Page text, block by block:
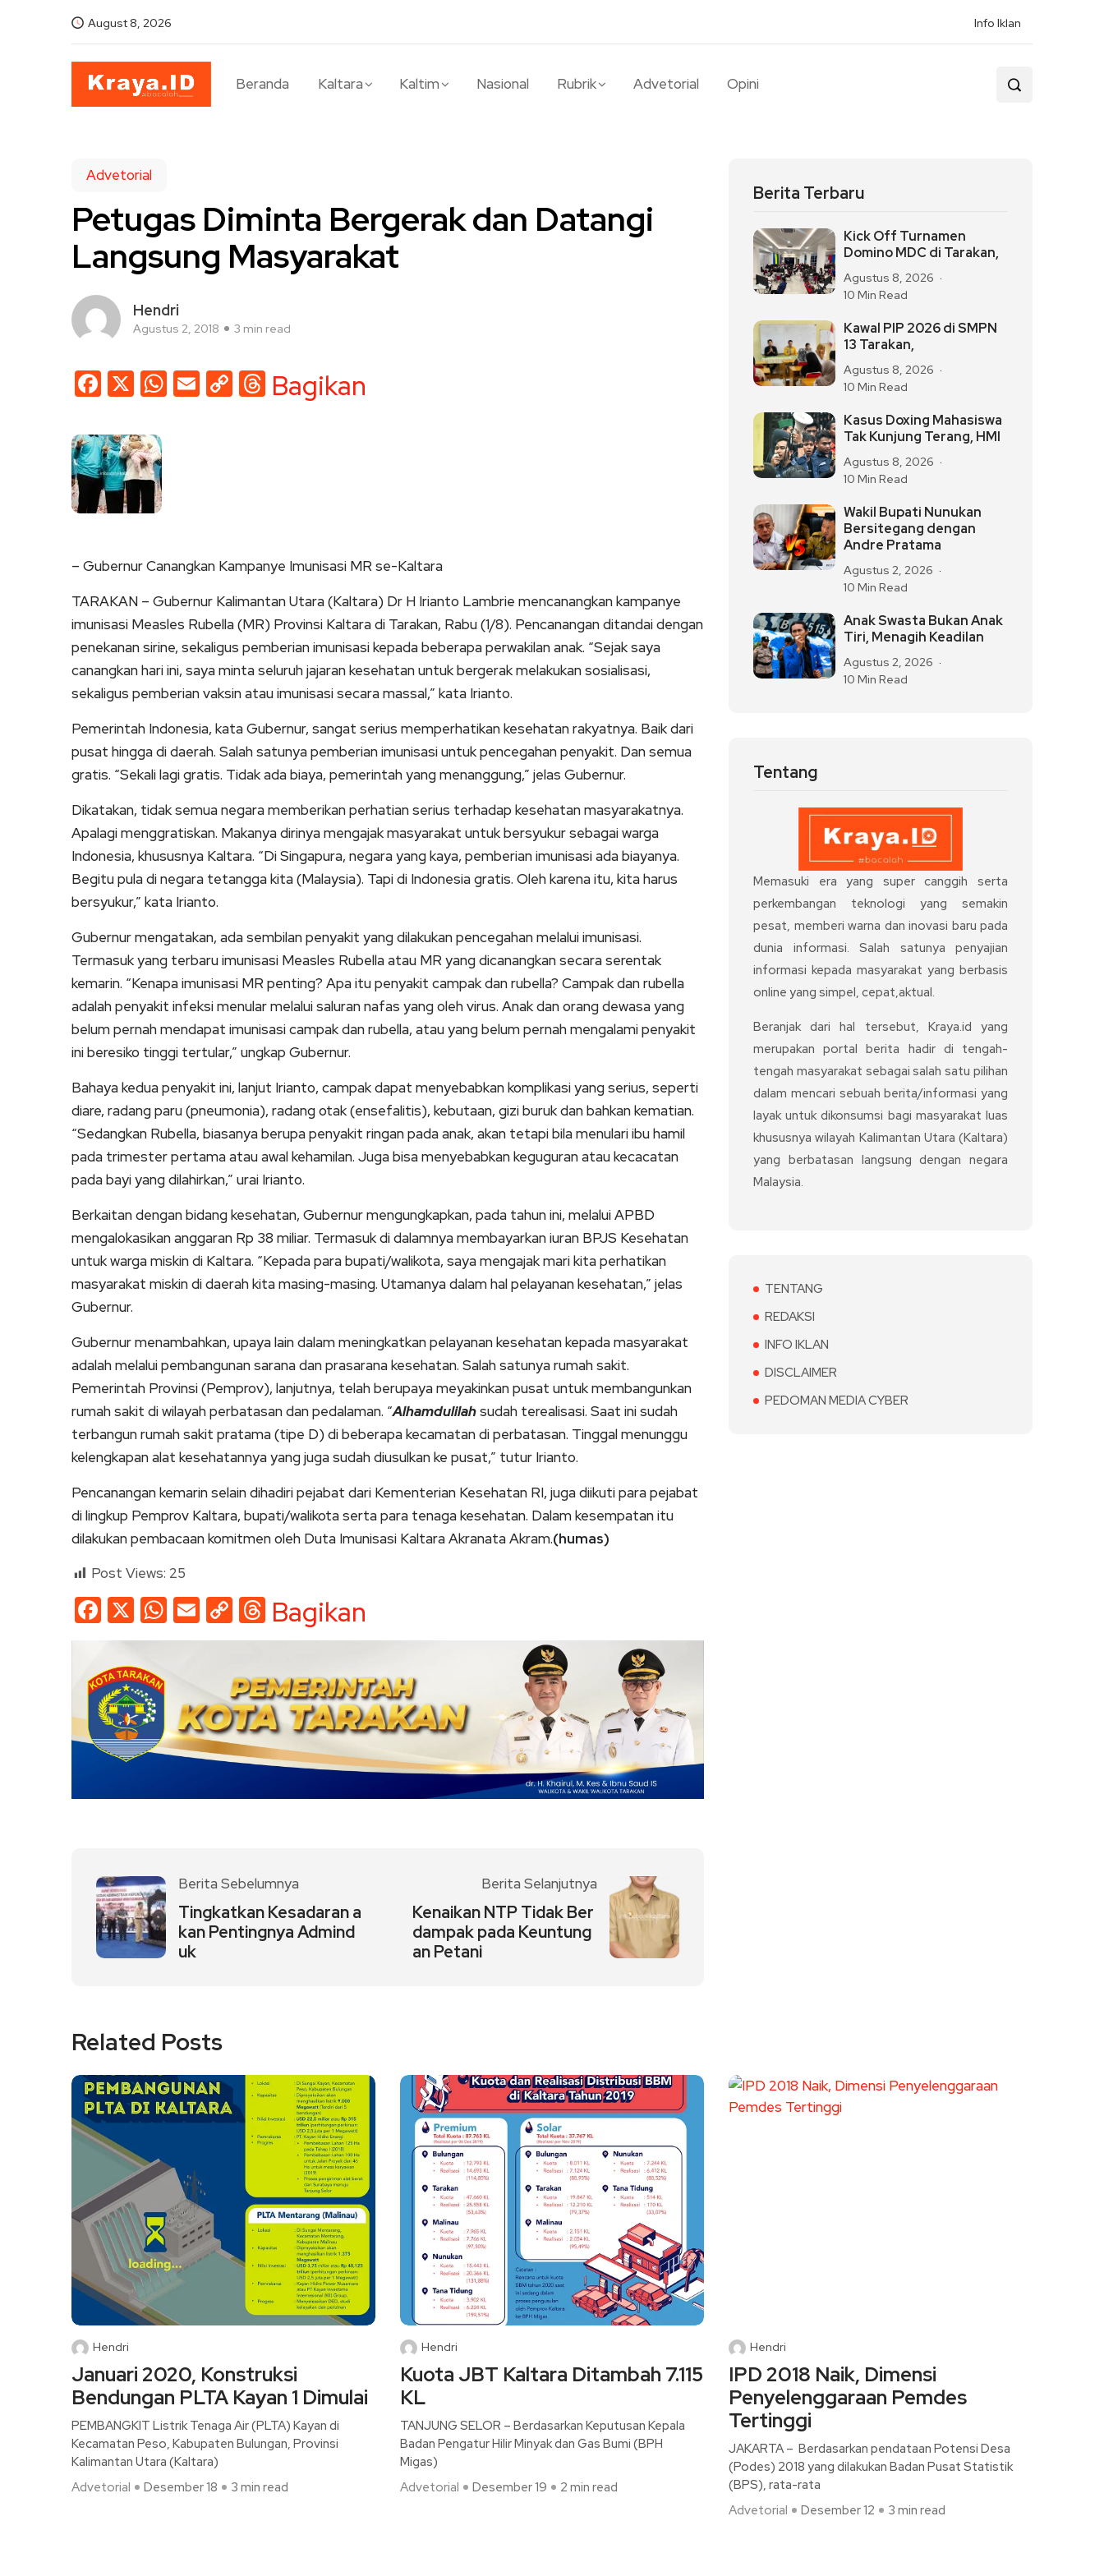
August 8, 2026 Info Iklan
Beranda Kaltara Kaltim Nasional Rubrik Advetorial Opini
Advetorial
Petugas Diminta Bergerak dan Datangi
Langsung Masyarakat
Hendri
Agustus 2, 2018 3 min read
Facebook
X WhatsApp
EmailCopyThreads
Bagikan
– Gubernur Canangkan Kampanye Imunisasi MR se-Kaltara
TARAKAN – Gubernur Kalimantan Utara (Kaltara) Dr H Irianto Lambrie mencanangkan kampanye
imunisasi Measles Rubella (MR) Provinsi Kaltara di Tarakan, Rabu (1/8). Pencanangan ditandai dengan
penekanan sirine, sekaligus pemberian imunisasi kepada beberapa perwakilan anak. “Sejak saya
canangkan hari ini, saya minta seluruh jajaran kesehatan untuk bergerak melakukan sosialisasi,
sekaligus pemberian vaksin atau imunisasi secara massal,” kata Irianto.
Pemerintah Indonesia, kata Gubernur, sangat serius memperhatikan kesehatan rakyatnya. Baik dari
pusat hingga di daerah. Salah satunya pemberian imunisasi untuk pencegahan penyakit. Dan semua
gratis. “Sekali lagi gratis. Tidak ada biaya, pemerintah yang menanggung,” jelas Gubernur.
Dikatakan, tidak semua negara memberikan perhatian serius terhadap kesehatan masyarakatnya.
Apalagi menggratiskan. Makanya dirinya mengajak masyarakat untuk bersyukur sebagai warga
Indonesia, khususnya Kaltara. “Di Singapura, negara yang kaya, pemberian imunisasi ada biayanya.
Begitu pula di negara tetangga kita (Malaysia). Tapi di Indonesia gratis. Oleh karena itu, kita harus
bersyukur,” kata Irianto.
Gubernur mengatakan, ada sembilan penyakit yang dilakukan pencegahan melalui imunisasi.
Termasuk yang terbaru imunisasi Measles Rubella atau MR yang dicanangkan secara serentak
kemarin. “Kenapa imunisasi MR penting? Apa itu penyakit campak dan rubella? Campak dan rubella
adalah penyakit infeksi menular melalui saluran nafas yang oleh virus. Anak dan orang dewasa yang
belum pernah mendapat imunisasi campak dan rubella, atau yang belum pernah mengalami penyakit
ini beresiko tinggi tertular,” ungkap Gubernur.
Bahaya kedua penyakit ini, lanjut Irianto, campak dapat menyebabkan komplikasi yang serius, seperti
diare, radang paru (pneumonia), radang otak (ensefalitis), kebutaan, gizi buruk dan bahkan kematian.
“Sedangkan Rubella, biasanya berupa penyakit ringan pada anak, akan tetapi bila menulari ibu hamil
pada trimester pertama atau awal kehamilan. Juga bisa menyebabkan keguguran atau kecacatan
pada bayi yang dilahirkan,” urai Irianto.
Berkaitan dengan bidang kesehatan, Gubernur mengungkapkan, pada tahun ini, melalui APBD
mengalokasikan anggaran Rp 38 miliar. Termasuk di dalamnya membayarkan iuran BPJS Kesehatan
untuk warga miskin di Kaltara. “Kepada para bupati/walikota, saya mengajak mari kita perhatikan
masyarakat miskin di daerah kita masing-masing. Utamanya dalam hal pelayanan kesehatan,” jelas
Gubernur.
Gubernur menambahkan, upaya lain dalam meningkatkan pelayanan kesehatan kepada masyarakat
adalah melalui pembangunan sarana dan prasarana kesehatan. Salah satunya rumah sakit.
Pemerintah Provinsi (Pemprov), lanjutnya, telah berupaya meyakinkan pusat untuk membangunkan
rumah sakit di wilayah perbatasan dan pedalaman. “Alhamdulilahsudah terealisasi. Saat ini sudah
terbangun rumah sakit pratama (tipe D) di beberapa kecamatan di perbatasan. Tinggal menunggu
kelengkapan alat kesehatannya yang juga sudah diusulkan ke pusat,” tutur Irianto.
Pencanangan kemarin selain dihadiri pejabat dari Kementerian Kesehatan RI, juga diikuti para pejabat
di lingkup Pemprov Kaltara, bupati/walikota serta para tenaga kesehatan. Dalam kesempatan itu
dilakukan pembacaan komitmen oleh Duta Imunisasi Kaltara Akranata Akram.(humas)
Post Views: 25
Facebook
X WhatsApp
EmailCopy
Link
Threads
Bagikan
Berita Sebelumnya
Tingkatkan Kesadaran a
kan Pentingnya Admind
uk
Berita Selanjutnya
Kenaikan NTP Tidak Ber
dampak pada Keuntung
an Petani
Berita Terbaru
Kick Off Turnamen
Domino MDC di Tarakan,
Agustus 8, 2026
10 Min Read
Kawal PIP 2026 di SMPN
13 Tarakan,
Agustus 8, 2026
10 Min Read
Kasus Doxing Mahasiswa
Tak Kunjung Terang, HMI
Agustus 8, 2026
10 Min Read
Wakil Bupati Nunukan
Bersitegang dengan
Andre Pratama
Agustus 2, 2026
10 Min Read
Anak Swasta Bukan Anak
Tiri, Menagih Keadilan
Agustus 2, 2026
10 Min Read
Tentang
Memasuki era yang super canggih serta
perkembangan teknologi yang semakin
pesat, memberi warna dan inovasi baru pada
dunia informasi. Salah satunya penyajian
informasi kepada masyarakat yang berbasis
online yang simpel, cepat,aktual.
Beranjak dari hal tersebut, Kraya.id yang
merupakan portal berita hadir di tengah-
tengah masyarakat sebagai salah satu pilihan
dalam mencari sebuah berita/informasi yang
layak untuk dikonsumsi bagi masyarakat luas
khususnya wilayah Kalimantan Utara (Kaltara)
yang berbatasan langsung dengan negara
Malaysia.
TENTANG
REDAKSI
INFO IKLAN
DISCLAIMER
PEDOMAN MEDIA CYBER
Related Posts
Hendri
Januari 2020, Konstruksi
Bendungan PLTA Kayan 1 Dimulai
PEMBANGKIT Listrik Tenaga Air (PLTA) Kayan di
Kecamatan Peso, Kabupaten Bulungan, Provinsi
Kalimantan Utara (Kaltara)
Advetorial
Desember 18 3 min read
Hendri
Kuota JBT Kaltara Ditambah 7.115
KL
TANJUNG SELOR – Berdasarkan Keputusan Kepala
Badan Pengatur Hilir Minyak dan Gas Bumi (BPH
Migas)
Advetorial
Desember 19 2 min read
Hendri
IPD 2018 Naik, Dimensi
Penyelenggaraan Pemdes
Tertinggi
JAKARTA – Berdasarkan pendataan Potensi Desa
(Podes) 2018 yang dilakukan Badan Pusat Statistik
(BPS), rata-rata
Advetorial
Desember 12 3 min read